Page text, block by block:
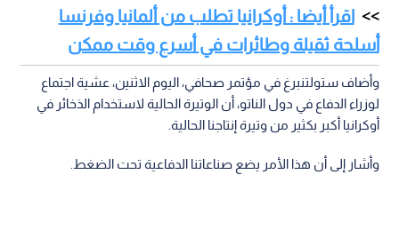
اقرأ أيضا : أوكرانيا تطلب من ألمانيا وفرنسا
أسلحة ثقيلة وطائرات في أسرع وقت ممكن
وأضاف ستولتنبرغ في مؤتمر صحافي، اليوم الاثنين، عشية اجتماع
لوزراء الدفاع في دول الناتو، أن الوتيرة الحالية لاستخدام الذخائر في
أوكرانيا أكبر بكثير من وتيرة إنتاجنا الحالية.
وأشار إلى أن هذا الأمر يضع صناعاتنا الدفاعية تحت الضغط.